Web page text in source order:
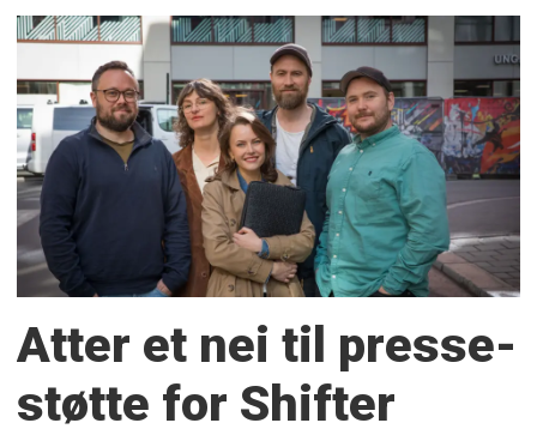
Atter et nei til presse­
støtte for Shifter